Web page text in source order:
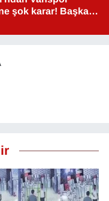
şok karar! Başkan